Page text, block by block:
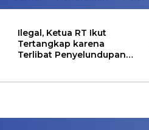
Ilegal, Ketua RT Ikut
Tertangkap karena
Terlibat Penyelundupan